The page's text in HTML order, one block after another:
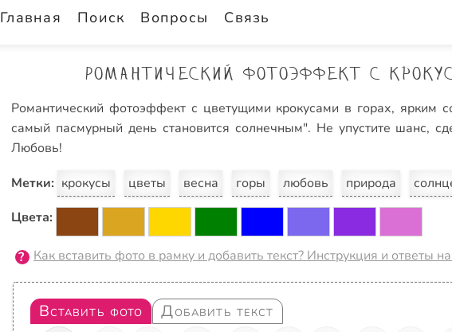
Главная Поиск Вопросы Связь
Романтический фотоэффект с
Романтический фотоэффект с цветущими крокусами в горах, ярким
самый пасмурный день становится солнечным". Не упустите шанс,
Любовь!
Метки: крокусы цветы весна горы любовь природа
Цвета:
Как вставить фото в рамку и добавить текст? Инструкция и ответы
Вставить фото Добавить текст